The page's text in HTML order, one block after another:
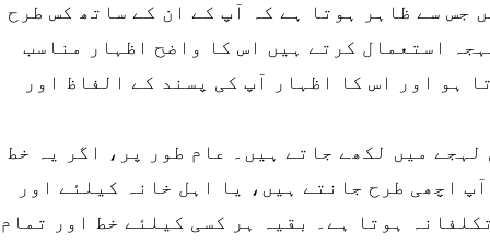
جس سے ظاہر ہوتا ہے کہ آپ کے ان کے ساتھ کس طرح
استعمال کرتے ہیں اس کا واضح اظہار مناسب
ہو اور اس کا اظہار آپ کی پسند کے الفاظ اور
میں لکھے جاتے ہیں۔ عام طور پر، اگر یہ خط
اچھی طرح جانتے ہیں، یا اہل خانہ کیلئے اور
ہوتا ہے۔ بقیہ ہر کسی کیلئے خط اور تمام